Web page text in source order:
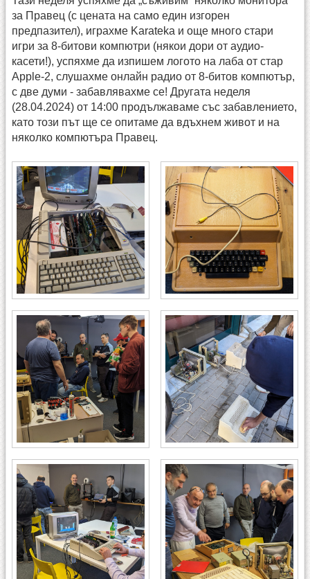
за Правец (с цената на само един изгорен
предпазител), играхме Karateka и още много стари
игри за 8-битови компютри (някои дори от аудио-
касети!), успяхме да изпишем логото на лаба от стар
Apple-2, слушахме онлайн радио от 8-битов компютър,
с две думи - забавлявахме се! Другата неделя
(28.04.2024) от 14:00 продължаваме със забавлението,
като този път ще се опитаме да вдъхнем живот и на
няколко компютъра Правец.